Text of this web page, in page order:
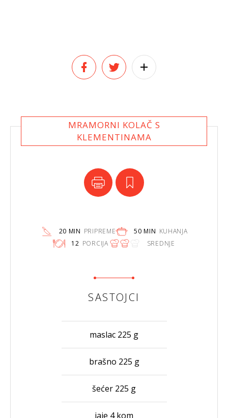
MRAMORNI KOLAČ S
KLEMENTINAMA
20 MIN PRIPREME 50 MIN KUHANJA
12 PORCIJA SREDNJE
SASTOJCI
maslac 225 g
brašno 225 g
šećer 225 g
jaje 4 kom